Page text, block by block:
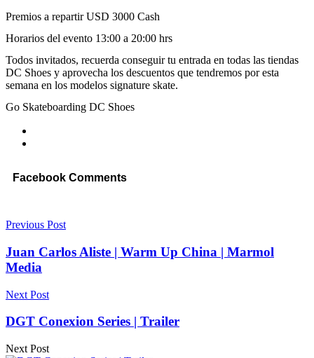
Premios a repartir USD 3000 Cash
Horarios del evento 13:00 a 20:00 hrs
Todos invitados, recuerda conseguir tu entrada en todas las tiendas
DC Shoes y aprovecha los descuentos que tendremos por esta
semana en los modelos signature skate.
Go Skateboarding DC Shoes
Facebook Comments
Previous Post
Juan Carlos Aliste | Warm Up China | Marmol
Media
Next Post
DGT Conexion Series | Trailer
Next Post